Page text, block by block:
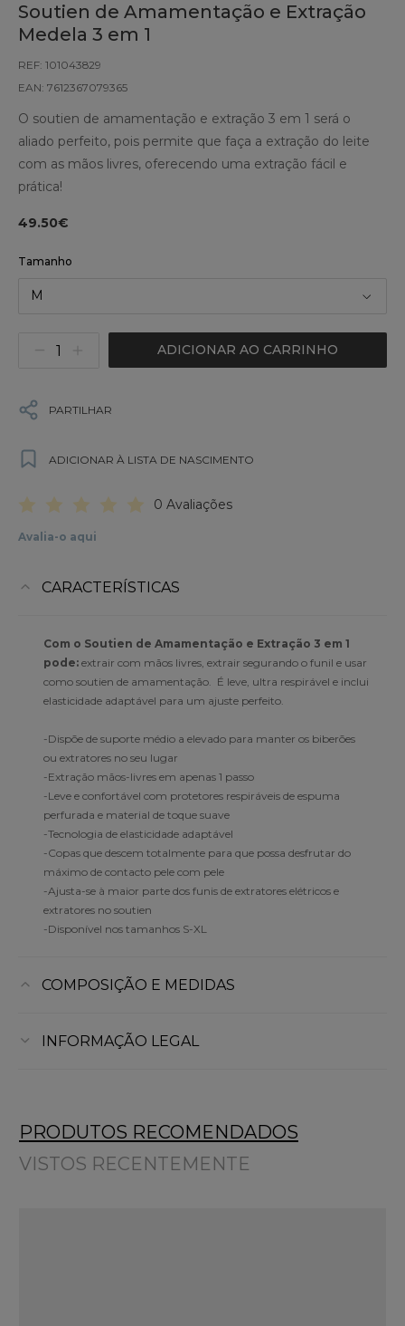
Soutien de Amamentação e Extração
Medela 3 em 1
REF: 101043829
EAN: 7612367079365
O soutien de amamentação e extração 3 em 1 será o
aliado perfeito, pois permite que faça a extração do leite
com as mãos livres, oferecendo uma extração fácil e
prática!
49.50€
Tamanho
M
ADICIONAR AO CARRINHO
PARTILHAR
ADICIONAR À LISTA DE NASCIMENTO
0 Avaliações
Avalia-o aqui
CARACTERÍSTICAS
Com o Soutien de Amamentação e Extração 3 em 1
pode: extrair com mãos livres, extrair segurando o funil e usar
como soutien de amamentação. É leve, ultra respirável e inclui
elasticidade adaptável para um ajuste perfeito.
-Dispõe de suporte médio a elevado para manter os biberões
ou extratores no seu lugar
-Extração mãos-livres em apenas 1 passo
-Leve e confortável com protetores respiráveis de espuma
perfurada e material de toque suave
-Tecnologia de elasticidade adaptável
-Copas que descem totalmente para que possa desfrutar do
máximo de contacto pele com pele
-Ajusta-se à maior parte dos funis de extratores elétricos e
extratores no soutien
-Disponível nos tamanhos S-XL
COMPOSIÇÃO E MEDIDAS
INFORMAÇÃO LEGAL
PRODUTOS RECOMENDADOS
VISTOS RECENTEMENTE